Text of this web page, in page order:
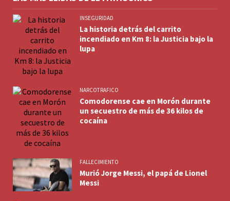
INSEGURIDAD
La historia detrás del carrito
incendiado en Km 8: la Justicia bajo la
lupa
NARCOTRAFICO
Comodorense cae en Morón durante
un secuestro de más de 36 kilos de
cocaína
FALLECIMIENTO
Murió Jorge Messi, el papá de Lionel
Messi